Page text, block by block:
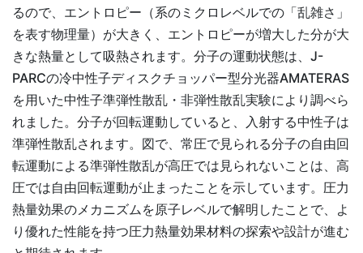
るので、エントロピー（系のミクロレベルでの「乱雑さ」
を表す物理量）が大きく、エントロピーが増大した分が大
きな熱量として吸熱されます。分子の運動状態は、J-
PARCの冷中性子ディスクチョッパー型分光器AMATERAS
を用いた中性子準弾性散乱・非弾性散乱実験により調べら
れました。分子が回転運動していると、入射する中性子は
準弾性散乱されます。図で、常圧で見られる分子の自由回
転運動による準弾性散乱が高圧では見られないことは、高
圧では自由回転運動が止まったことを示しています。圧力
熱量効果のメカニズムを原子レベルで解明したことで、よ
り優れた性能を持つ圧力熱量効果材料の探索や設計が進む